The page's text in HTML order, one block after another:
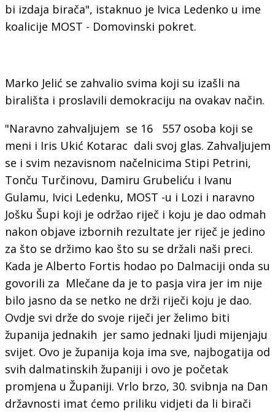
bi izdaja birača", istaknuo je Ivica Ledenko u ime
koalicije MOST - Domovinski pokret.
Marko Jelić se zahvalio svima koji su izašli na
birališta i proslavili demokraciju na ovakav način.
"Naravno zahvaljujem se 16 557 osoba koji se
meni i Iris Ukić Kotarac dali svoj glas. Zahvaljujem
se i svim nezavisnom načelnicima Stipi Petrini,
Tonču Turčinovu, Damiru Grubeliću i Ivanu
Gulamu, Ivici Ledenku, MOST -u i Lozi i naravno
Jošku Šupi koji je održao riječ i koju je dao odmah
nakon objave izbornih rezultate jer riječ je jedino
za što se držimo kao što su se držali naši preci.
Kada je Alberto Fortis hodao po Dalmaciji onda su
govorili za Mlečane da je to pasja vira jer im nije
bilo jasno da se netko ne drži riječi koju je dao.
Ovdje svi drže do svoje riječi jer želimo biti
županija jednakih jer samo jednaki ljudi mijenjaju
svijet. Ovo je županija koja ima sve, najbogatija od
svih dalmatinskih županiji i ovo je početak
promjena u Županiji. Vrlo brzo, 30. svibnja na Dan
državnosti imat ćemo priliku vidjeti da li birači